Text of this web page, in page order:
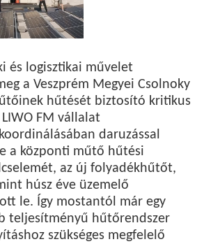
és logisztikai művelet
a Veszprém Megyei Csolnoky
hűtését biztosító kritikus
FM vállalat
daruzással
a központi műtő hűtési
az új folyadékhűtőt,
húsz éve üzemelő
le. Így mostantól már egy
teljesítményű hűtőrendszer
szükséges megfelelő